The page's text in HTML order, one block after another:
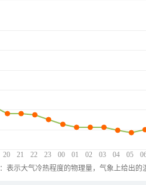
20 21 22 23 00 01 02 03 04 05
表示大气冷热程度的物理量，气象上给出